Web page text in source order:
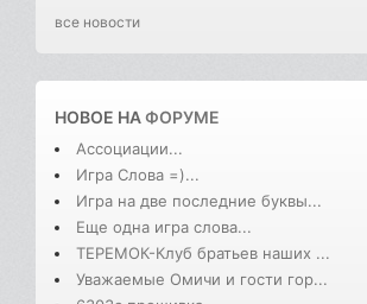
все новости
НОВОЕ НАФОРУМЕ
Ассоциации...
Игра Слова =)...
Игра на две последние буквы...
Еще одна игра слова...
ТЕРЕМОК-Клуб братьев наших ...
Уважаемые Омичи и гости гор...